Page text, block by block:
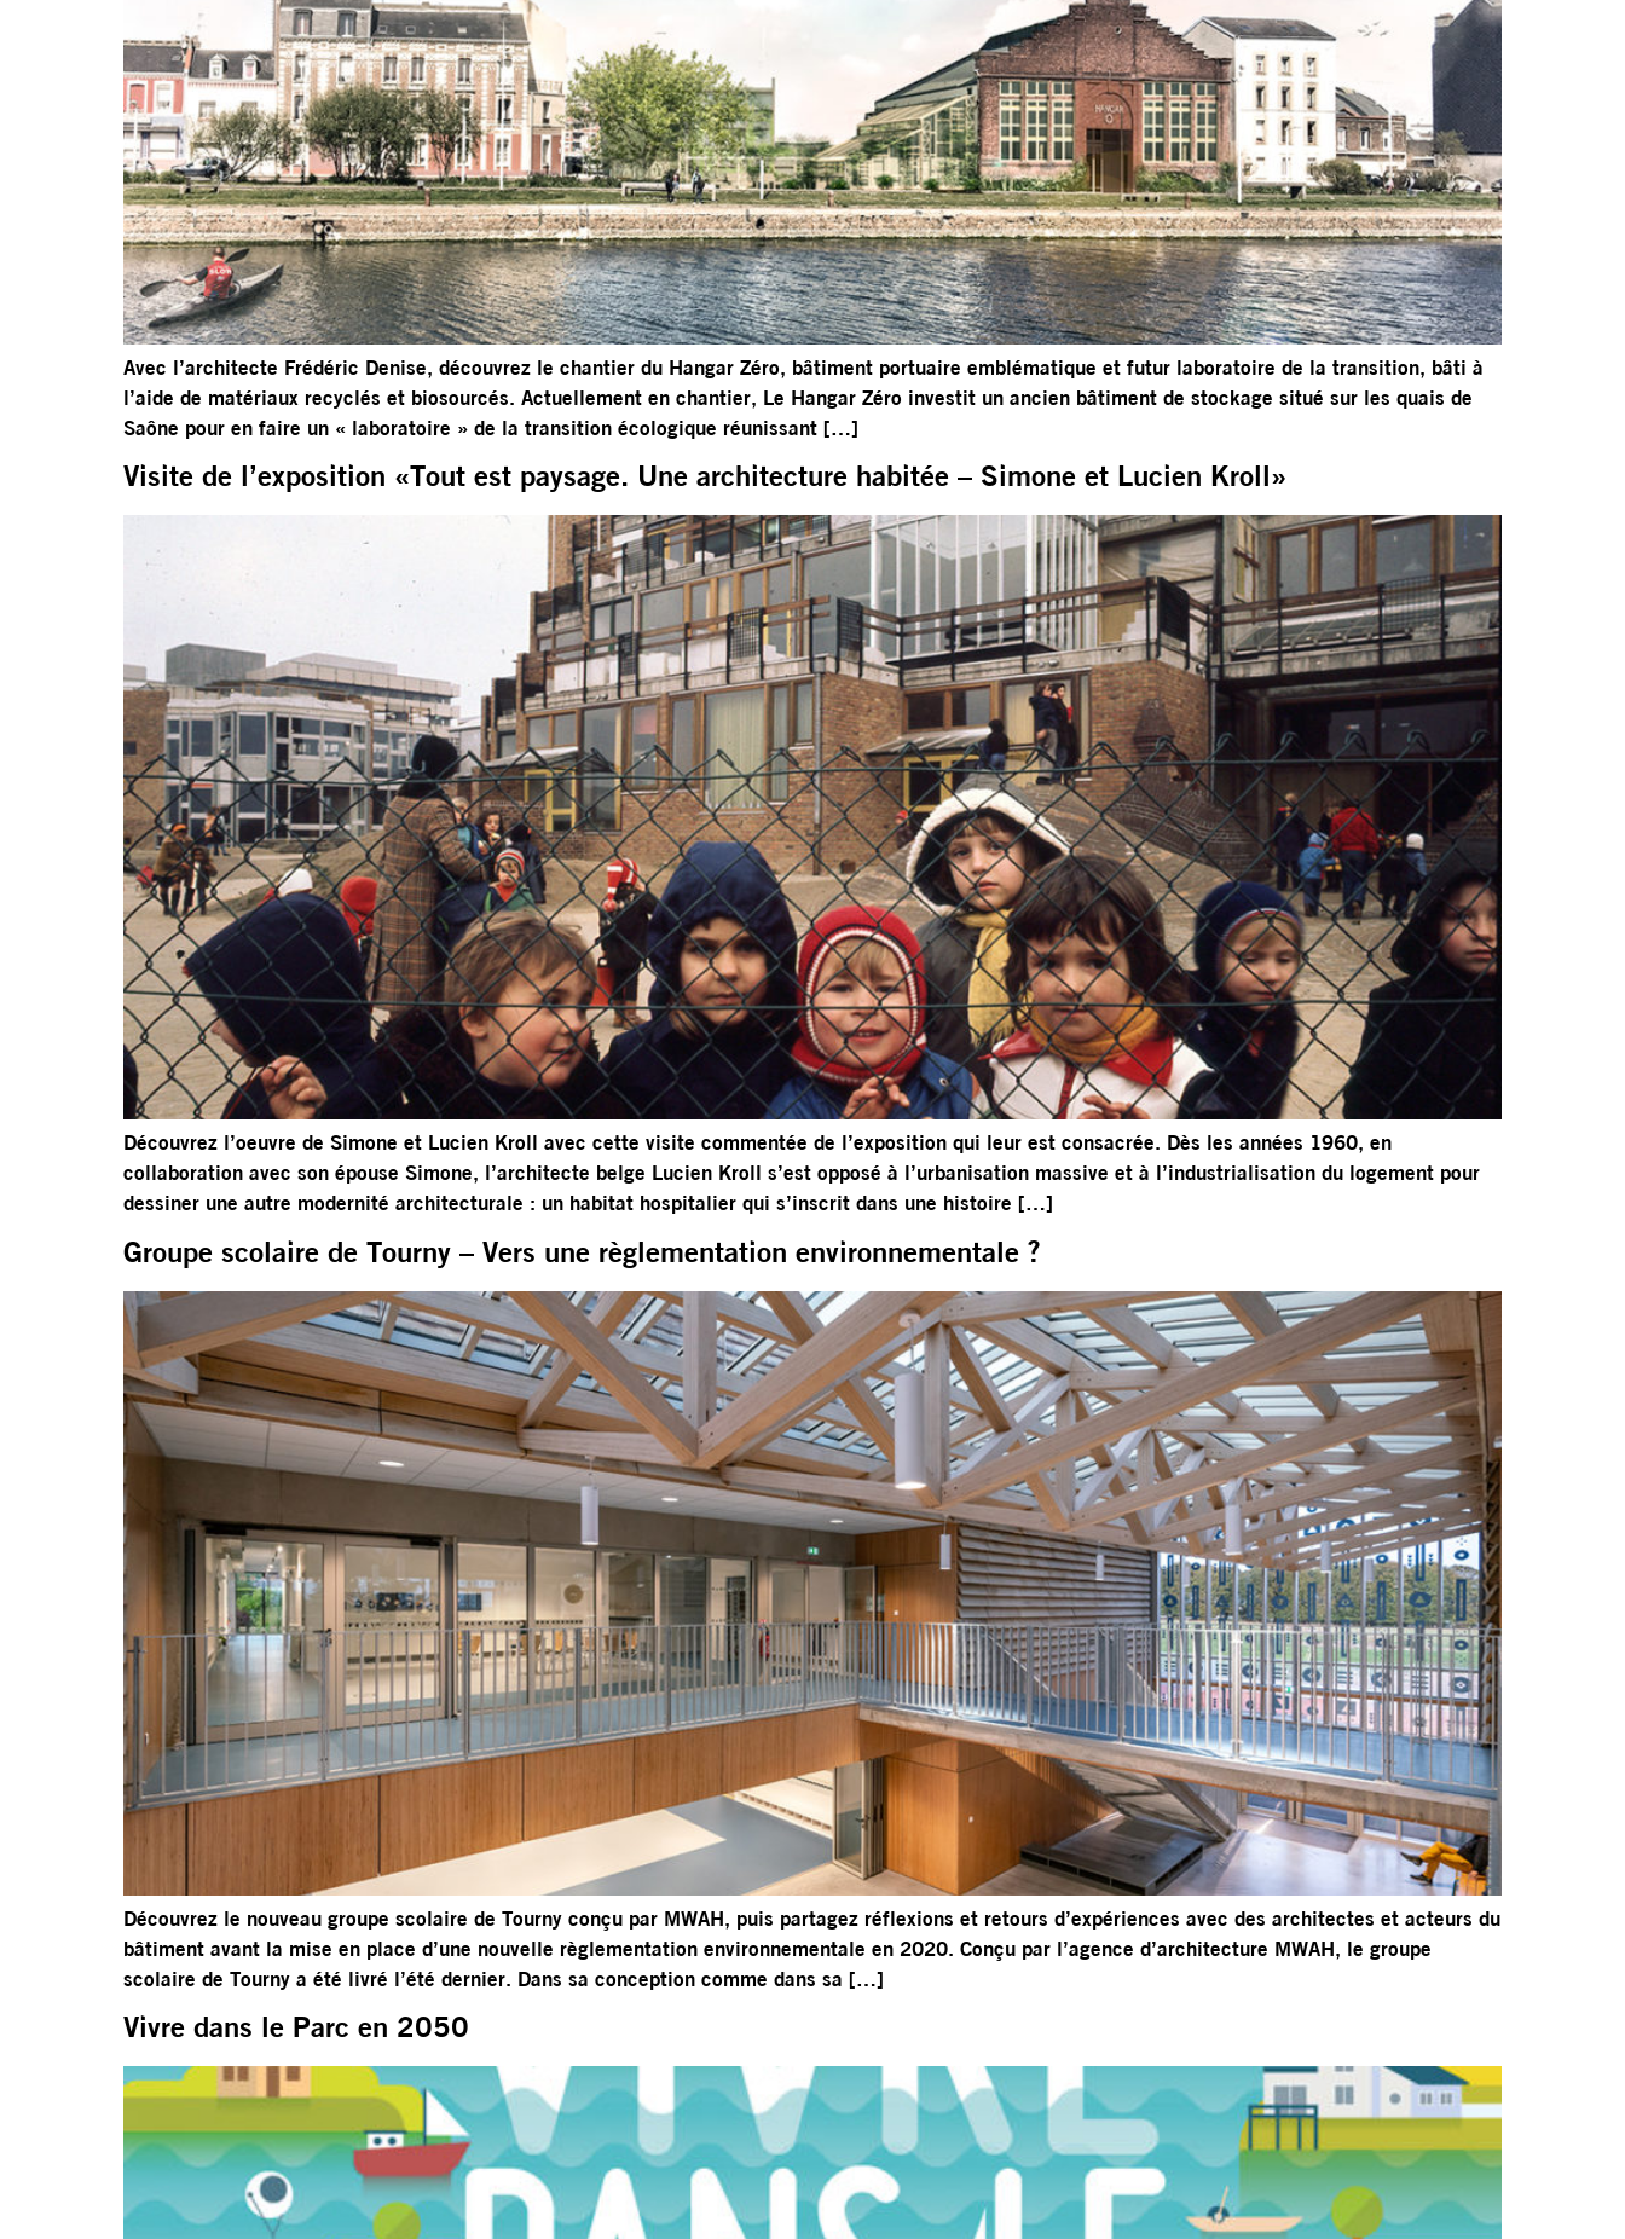
Avec l’architecte Frédéric Denise, découvrez le chantier du Hangar Zéro, bâtiment portuaire emblématique et futur laboratoire de la transition, bâti à
l’aide de matériaux recyclés et biosourcés. Actuellement en chantier, Le Hangar Zéro investit un ancien bâtiment de stockage situé sur les quais de
Saône pour en faire un « laboratoire » de la transition écologique réunissant […]
Visite de l’exposition «Tout est paysage. Une architecture habitée – Simone et Lucien Kroll»
Découvrez l’oeuvre de Simone et Lucien Kroll avec cette visite commentée de l’exposition qui leur est consacrée. Dès les années 1960, en
collaboration avec son épouse Simone, l’architecte belge Lucien Kroll s’est opposé à l’urbanisation massive et à l’industrialisation du logement pour
dessiner une autre modernité architecturale : un habitat hospitalier qui s’inscrit dans une histoire […]
Groupe scolaire de Tourny – Vers une règlementation environnementale ?
Découvrez le nouveau groupe scolaire de Tourny conçu par MWAH, puis partagez réflexions et retours d’expériences avec des architectes et acteurs du
bâtiment avant la mise en place d’une nouvelle règlementation environnementale en 2020. Conçu par l’agence d’architecture MWAH, le groupe
scolaire de Tourny a été livré l’été dernier. Dans sa conception comme dans sa […]
Vivre dans le Parc en 2050